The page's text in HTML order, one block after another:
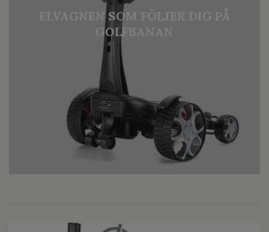
ELVAGNEN SOM FÖLJER DIG PÅ
GOLFBANAN